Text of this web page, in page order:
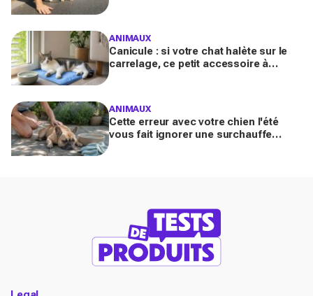
ANIMAUX
Canicule : si votre chat halète sur le
carrelage, ce petit accessoire à
ANIMAUX
Cette erreur avec votre chien l'été
vous fait ignorer une surchauffe